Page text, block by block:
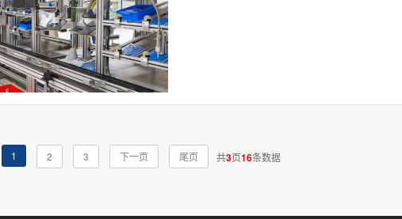
1 2 3 下一页 尾页 共3页16条数据